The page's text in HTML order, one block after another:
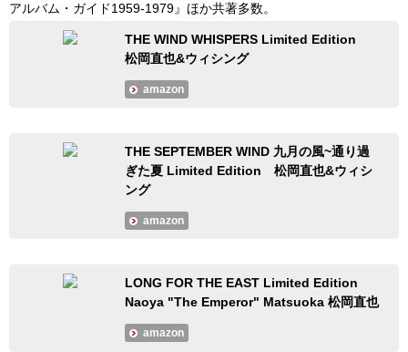
アルバム・ガイド1959-1979』ほか共著多数。
THE WIND WHISPERS Limited Edition
松岡直也&ウィシング
amazon
THE SEPTEMBER WIND 九月の風~通り過
ぎた夏 Limited Edition 松岡直也&ウィシ
ング
amazon
LONG FOR THE EAST Limited Edition
Naoya "The Emperor" Matsuoka 松岡直也
amazon